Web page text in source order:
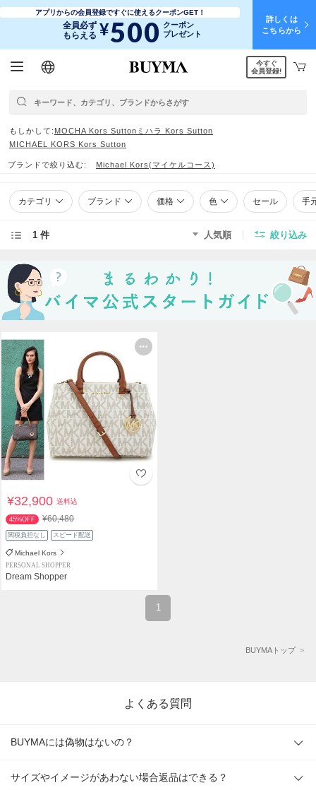
アプリからの会員登録ですぐに使えるクーポンGET！
全員必ず
もらえる ¥500 クーポン
プレゼント
詳しくは
こちらから
日本語
English
简体中文
繁體中文
今すぐ
会員登録!
もしかして MOCHA Kors Sutton ミハラ Kors Sutton
MICHAEL KORS Kors Sutton
ブランドで絞り込む Michael Kors(マイケルコース)
カテゴリ ブランド 価格 色 セール 手
1 件 人気順 絞り込み
¥32,900送料込
45%OFF ¥60,480
関税負担なし スピード配送
Michael Kors
PERSONAL SHOPPER
Dream Shopper
1
BUYMAトップ
よくある質問
BUYMAには偽物はないの？
サイズやイメージがあわない場合返品はできる？